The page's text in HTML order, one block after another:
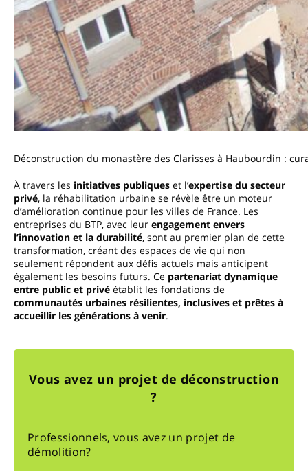
Déconstruction du monastère des Clarisses à Haubourdin :
À travers les initiatives publiques et l’expertise du secteur
privé, la réhabilitation urbaine se révèle être un moteur
d’amélioration continue pour les villes de France. Les
entreprises du BTP, avec leur engagement envers
l’innovation et la durabilité, sont au premier plan de cette
transformation, créant des espaces de vie qui non
seulement répondent aux défis actuels mais anticipent
également les besoins futurs. Ce partenariat dynamique
entre public et privé établit les fondations de
communautés urbaines résilientes, inclusives et prêtes à
accueillir les générations à venir.
Vous avez un projet de déconstruction
?
Professionnels, vous avez un projet de
démolition?